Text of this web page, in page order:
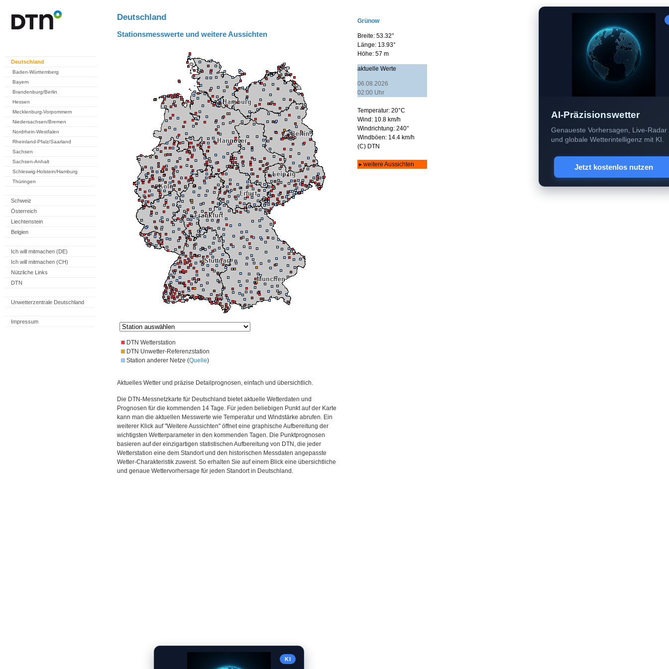
Deutschland
Baden-Württemberg
Bayern
Brandenburg/Berlin
Hessen
Mecklenburg-Vorpommern
Niedersachsen/Bremen
Nordrhein-Westfalen
Rheinland-Pfalz/Saarland
Sachsen
Sachsen-Anhalt
Schleswig-Holstein/Hamburg
Thüringen
Schweiz
Österreich
Liechtenstein
Belgien
Ich will mitmachen (DE)
Ich will mitmachen (CH)
Nützliche Links
DTN
Unwetterzentrale Deutschland
Impressum
Deutschland
Stationsmesswerte und weitere Aussichten
DTN Wetterstation
DTN Unwetter-Referenzstation
Station anderer Netze (Quelle)
Aktuelles Wetter und präzise Detailprognosen, einfach und übersichtlich.
Die DTN-Messnetzkarte für Deutschland bietet aktuelle Wetterdaten und
Prognosen für die kommenden 14 Tage. Für jeden beliebigen Punkt auf der Karte
kann man die aktuellen Messwerte wie Temperatur und Windstärke abrufen. Ein
weiterer Klick auf "Weitere Aussichten" öffnet eine graphische Aufbereitung der
wichtigsten Wetterparameter in den kommenden Tagen. Die Punktprognosen
basieren auf der einzigartigen statistischen Aufbereitung von DTN, die jeder
Wetterstation eine dem Standort und den historischen Messdaten angepasste
Wetter-Charakteristik zuweist. So erhalten Sie auf einem Blick eine übersichtliche
und genaue Wettervorhersage für jeden Standort in Deutschland.
KI
AI-Präzisionswetter
Genaueste Vorhersagen, Live-Radar
und globale Wetterintelligenz mit KI.
Jetzt kostenlos nutzen